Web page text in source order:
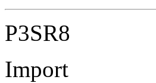
P3SR8
Import